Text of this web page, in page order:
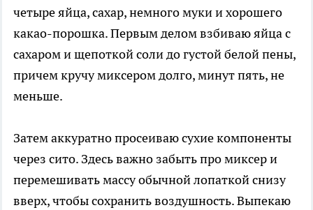
четыре яйца, сахар, немного муки и хорошего
какао-порошка. Первым делом взбиваю яйца с
сахаром и щепоткой соли до густой белой пены,
причем кручу миксером долго, минут пять, не
меньше.
Затем аккуратно просеиваю сухие компоненты
через сито. Здесь важно забыть про миксер и
перемешивать массу обычной лопаткой снизу
вверх, чтобы сохранить воздушность. Выпекаю